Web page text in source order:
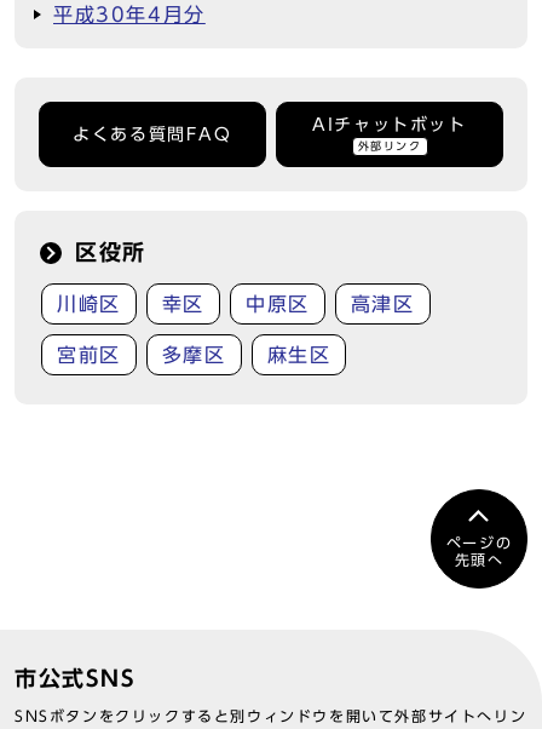
平成30年4月分
よくある質問FAQ
AIチャットボット
外部リンク
区役所
川崎区 幸区 中原区 高津区
宮前区 多摩区 麻生区
ページの
先頭へ
市公式SNS
SNSボタンをクリックすると別ウィンドウを開いて外部サイトへリン